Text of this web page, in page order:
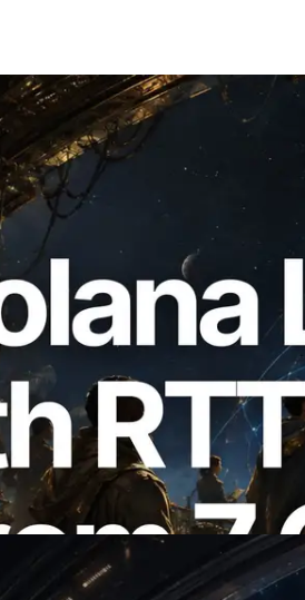
Leader Slot API
aus 7 globalen
Information API